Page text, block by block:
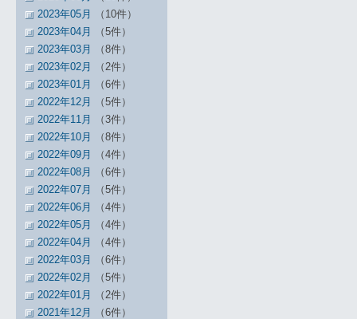
2023年05月
（10件）
2023年04月
（5件）
2023年03月
（8件）
2023年02月
（2件）
2023年01月
（6件）
2022年12月
（5件）
2022年11月
（3件）
2022年10月
（8件）
2022年09月
（4件）
2022年08月
（6件）
2022年07月
（5件）
2022年06月
（4件）
2022年05月
（4件）
2022年04月
（4件）
2022年03月
（6件）
2022年02月
（5件）
2022年01月
（2件）
2021年12月
（6件）